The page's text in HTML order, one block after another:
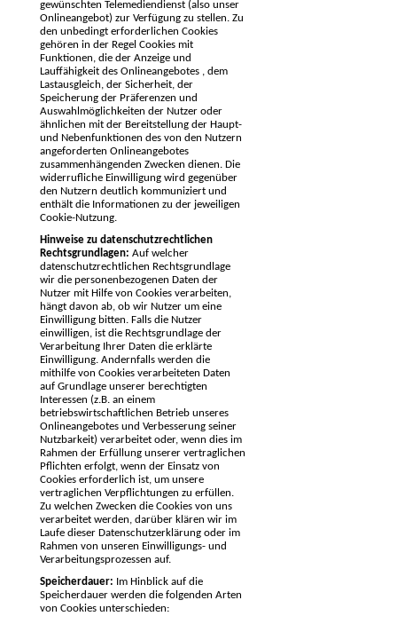
gewünschten Telemediendienst (also unser
Onlineangebot) zur Verfügung zu stellen. Zu
den unbedingt erforderlichen Cookies
gehören in der Regel Cookies mit
Funktionen, die der Anzeige und
Lauffähigkeit des Onlineangebotes , dem
Lastausgleich, der Sicherheit, der
Speicherung der Präferenzen und
Auswahlmöglichkeiten der Nutzer oder
ähnlichen mit der Bereitstellung der Haupt-
und Nebenfunktionen des von den Nutzern
angeforderten Onlineangebotes
zusammenhängenden Zwecken dienen. Die
widerrufliche Einwilligung wird gegenüber
den Nutzern deutlich kommuniziert und
enthält die Informationen zu der jeweiligen
Cookie-Nutzung.
Hinweise zu datenschutzrechtlichen
Rechtsgrundlagen: Auf welcher
datenschutzrechtlichen Rechtsgrundlage
wir die personenbezogenen Daten der
Nutzer mit Hilfe von Cookies verarbeiten,
hängt davon ab, ob wir Nutzer um eine
Einwilligung bitten. Falls die Nutzer
einwilligen, ist die Rechtsgrundlage der
Verarbeitung Ihrer Daten die erklärte
Einwilligung. Andernfalls werden die
mithilfe von Cookies verarbeiteten Daten
auf Grundlage unserer berechtigten
Interessen (z.B. an einem
betriebswirtschaftlichen Betrieb unseres
Onlineangebotes und Verbesserung seiner
Nutzbarkeit) verarbeitet oder, wenn dies im
Rahmen der Erfüllung unserer vertraglichen
Pflichten erfolgt, wenn der Einsatz von
Cookies erforderlich ist, um unsere
vertraglichen Verpflichtungen zu erfüllen.
Zu welchen Zwecken die Cookies von uns
verarbeitet werden, darüber klären wir im
Laufe dieser Datenschutzerklärung oder im
Rahmen von unseren Einwilligungs- und
Verarbeitungsprozessen auf.
Speicherdauer:
Im Hinblick auf die
Speicherdauer werden die folgenden Arten
von Cookies unterschieden: